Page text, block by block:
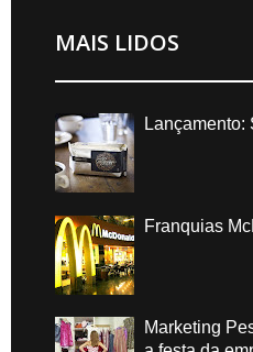
MAIS LIDOS
Lançamento:
Franquias
Marketing